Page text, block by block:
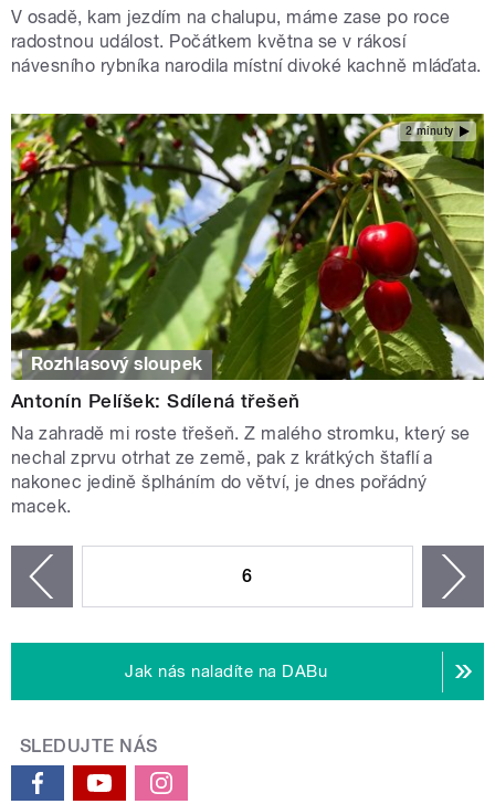
V osadě, kam jezdím na chalupu, máme zase po roce
radostnou událost. Počátkem května se v rákosí
návesního rybníka narodila místní divoké kachně mláďata.
2 minuty
Rozhlasový sloupek
Antonín Pelíšek: Sdílená třešeň
Na zahradě mi roste třešeň. Z malého stromku, který se
nechal zprvu otrhat ze země, pak z krátkých štaflí a
nakonec jedině šplháním do větví, je dnes pořádný
macek.
6
Jak nás naladíte na DABu
SLEDUJTE NÁS